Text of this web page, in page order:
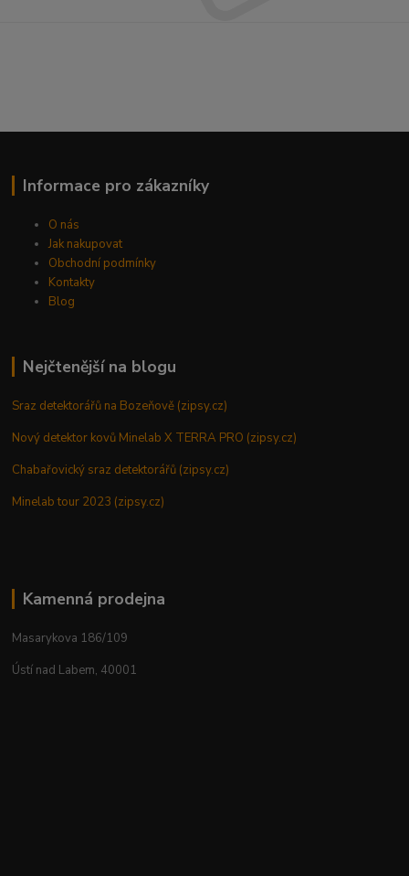
Informace pro zákazníky
O nás
Jak nakupovat
Obchodní podmínky
Kontakty
Blog
Nejčtenější na blogu
Sraz detektorářů na Bozeňově (zipsy.cz)
Nový detektor kovů Minelab X TERRA PRO (zipsy.cz)
Chabařovický sraz detektorářů (zipsy.cz)
Minelab tour 2023 (zipsy.cz)
Kamenná prodejna
Masarykova 186/109
Ústí nad Labem, 40001